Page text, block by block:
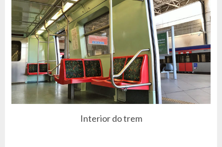
Interior do trem